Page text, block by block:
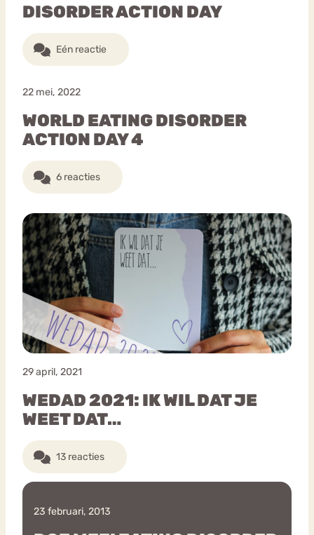
DISORDER ACTION DAY
Eén reactie
22 mei, 2022
WORLD EATING DISORDER
ACTION DAY 4
6 reacties
29 april, 2021
WEDAD 2021: IK WIL DAT JE
WEET DAT…
13 reacties
23 februari, 2013